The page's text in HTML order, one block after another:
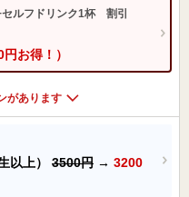
セルフドリンク1杯 割引
お得！）
があります
以上） 3500円 → 3200